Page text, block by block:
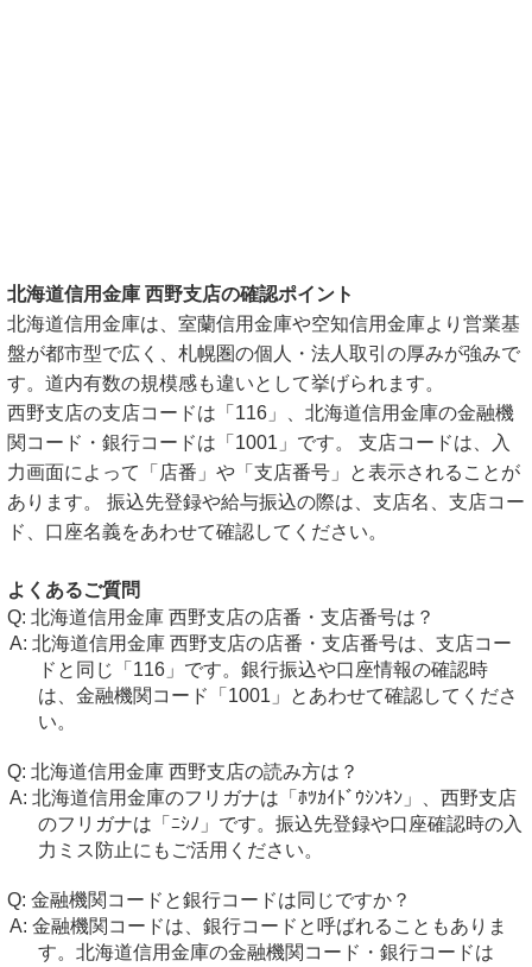
北海道信用金庫 西野支店の確認ポイント
北海道信用金庫は、室蘭信用金庫や空知信用金庫より営業基
盤が都市型で広く、札幌圏の個人・法人取引の厚みが強みで
す。道内有数の規模感も違いとして挙げられます。
西野支店の支店コードは「116」、北海道信用金庫の金融機
関コード・銀行コードは「1001」です。 支店コードは、入
力画面によって「店番」や「支店番号」と表示されることが
あります。 振込先登録や給与振込の際は、支店名、支店コー
ド、口座名義をあわせて確認してください。
よくあるご質問
北海道信用金庫 西野支店の店番・支店番号は？
北海道信用金庫 西野支店の店番・支店番号は、支店コー
ドと同じ「116」です。銀行振込や口座情報の確認時
は、金融機関コード「1001」とあわせて確認してくださ
い。
北海道信用金庫 西野支店の読み方は？
北海道信用金庫のフリガナは「ﾎﾂｶｲﾄﾞｳｼﾝｷﾝ」、西野支店
のフリガナは「ﾆｼﾉ」です。振込先登録や口座確認時の入
力ミス防止にもご活用ください。
金融機関コードと銀行コードは同じですか？
金融機関コードは、銀行コードと呼ばれることもありま
す。北海道信用金庫の金融機関コード・銀行コードは